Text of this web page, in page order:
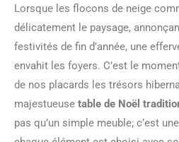
Lorsque les flocons de neige
délicatement le paysage,
festivités de fin d’année, une
envahit les foyers. C’est le
de nos placards les trésors
majestueuse table de Noël
pas qu’un simple meuble; c’est